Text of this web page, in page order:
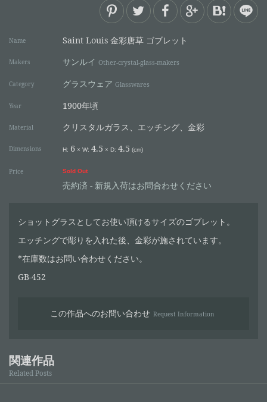
Name Saint Louis 金彩唐草 ゴブレット
Makers サンルイ Other-crystal-glass-makers
Category グラスウェア Glasswares
Year 1900年頃
Material クリスタルガラス、エッチング、金彩
Dimensions H: 6 × W: 4.5 × D: 4.5 (cm)
Price Sold Out
売約済 - 新規入荷はお問合わせください
ショットグラスとしてお使い頂けるサイズのゴブレット。
エッチングで彫りを入れた後、金彩が施されています。
*在庫数はお問い合わせください。
GB-452
この作品へのお問い合わせ Request Information
関連作品
Related Posts